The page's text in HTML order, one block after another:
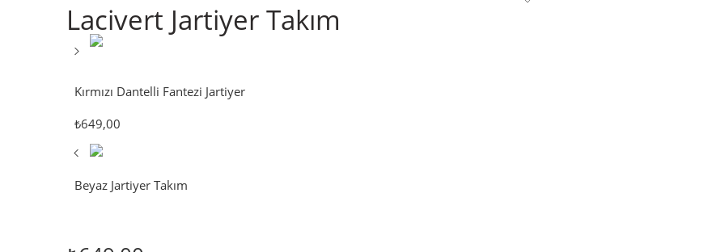
Lacivert Jartiyer Takım
Kırmızı Dantelli Fantezi Jartiyer
₺649,00
Beyaz Jartiyer Takım